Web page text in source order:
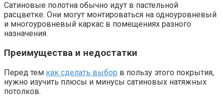
Сатиновые полотна обычно идут в пастельной
расцветке. Они могут монтироваться на одноуровневый
и многоуровневый каркас в помещениях разного
назначения.
Преимущества и недостатки
Перед тем как сделать выбор в пользу этого покрытия,
нужно изучить плюсы и минусы сатиновых натяжных
потолков.